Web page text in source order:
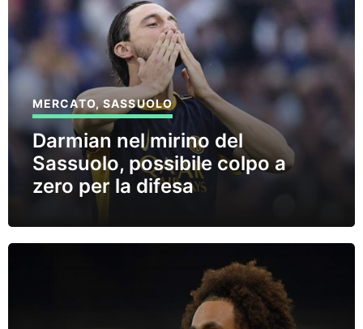
MERCATO,SASSUOLO
Darmian nel mirino del
Sassuolo, possibile colpo a
zero per la difesa